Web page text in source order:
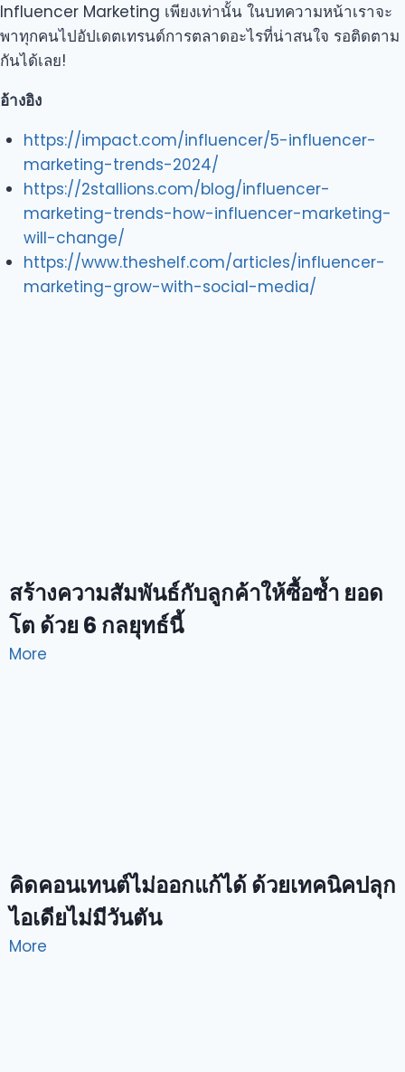
Influencer Marketing เพียงเท่านั้น ในบทความหน้าเราจะ
พาทุกคนไปอัปเดตเทรนด์การตลาดอะไรที่น่าสนใจ รอติดตาม
กันได้เลย!
อ้างอิง
https://impact.com/influencer/5-influencer-
marketing-trends-2024/
https://2stallions.com/blog/influencer-
marketing-trends-how-influencer-marketing-
will-change/
https://www.theshelf.com/articles/influencer-
marketing-grow-with-social-media/
สร้างความสัมพันธ์กับลูกค้าให้ซื้อซ้ำ ยอด
โต ด้วย 6 กลยุทธ์นี้
More
คิดคอนเทนต์ไม่ออกแก้ได้ ด้วยเทคนิคปลุก
ไอเดียไม่มีวันตัน
More